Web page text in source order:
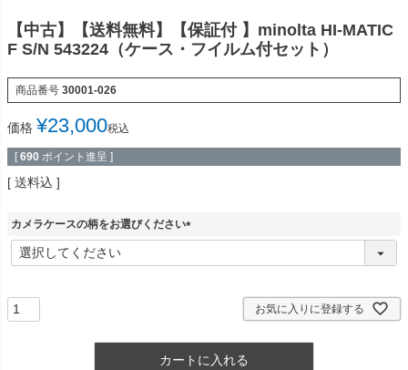
【中古】【送料無料】【保証付 】minolta HI-MATIC
F S/N 543224（ケース・フイルム付セット）
商品番号 30001-026
価格 ¥23,000税込
[ 690 ポイント進呈 ]
送料込
カメラケースの柄をお選びください
(
お気に入りに登録する
カートに入れる